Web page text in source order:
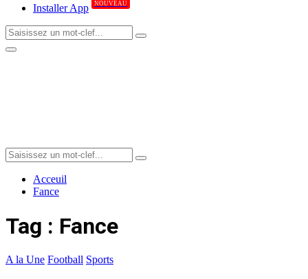
Installer App
NOUVEAU
Search
for:
Search
Primary
Search
for:
Search
Acceuil
Fance
Tag : Fance
A la Une Football Sports